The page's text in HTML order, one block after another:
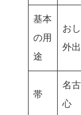
基本
の用
途
お
外
帯
名
心